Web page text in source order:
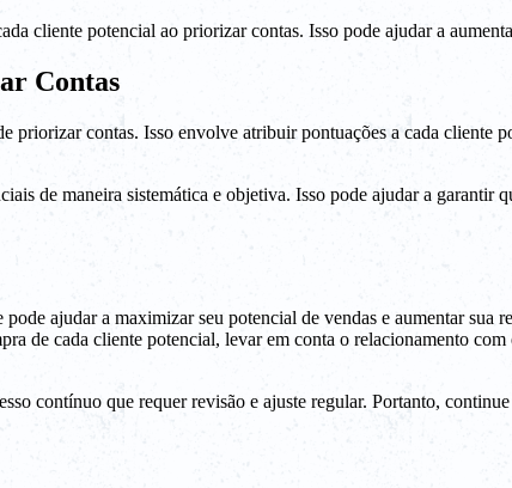
cliente potencial ao priorizar contas. Isso pode ajudar a
Contas
priorizar contas. Isso envolve atribuir pontuações a cada cliente
de maneira sistemática e objetiva. Isso pode ajudar a garantir
ajudar a maximizar seu potencial de vendas e aumentar
de cada cliente potencial, levar em conta o relacionamento
contínuo que requer revisão e ajuste regular. Portanto,